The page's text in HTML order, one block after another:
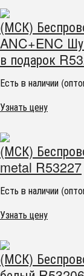
(МСК)
ANC+ENC
в подарок
Есть в наличии
Узнать цену
(МСК)
metal R53227
Есть в наличии
Узнать цену
(МСК)